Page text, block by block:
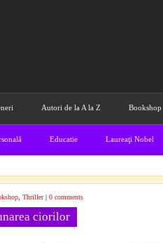
Autori de la A la Z Bookshop
Educatie Laureaţi Nobel
Thriller| 0 comments
ciorilor